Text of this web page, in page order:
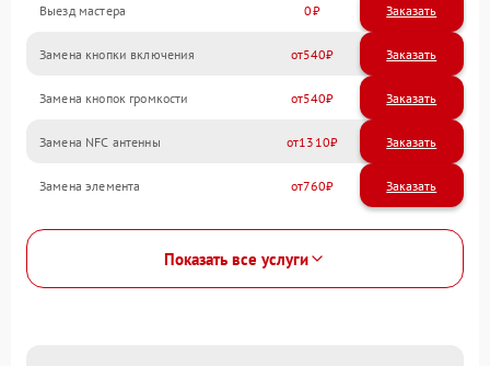
Выезд мастера 0 Заказать
Замена кнопки включения 540
Замена кнопок громкости 540
Замена NFC антенны 1310
Замена элемента 760
Показать все услуги